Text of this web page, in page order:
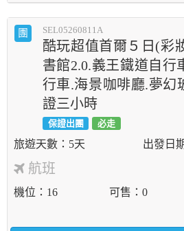
團 SEL05260811A
酷玩超值首爾５日(彩
書館2.0.義王鐵道自行
行車.海景咖啡廳.夢幻
證三小時
保證出團 必走
5天
航班
機位 16 可售 0